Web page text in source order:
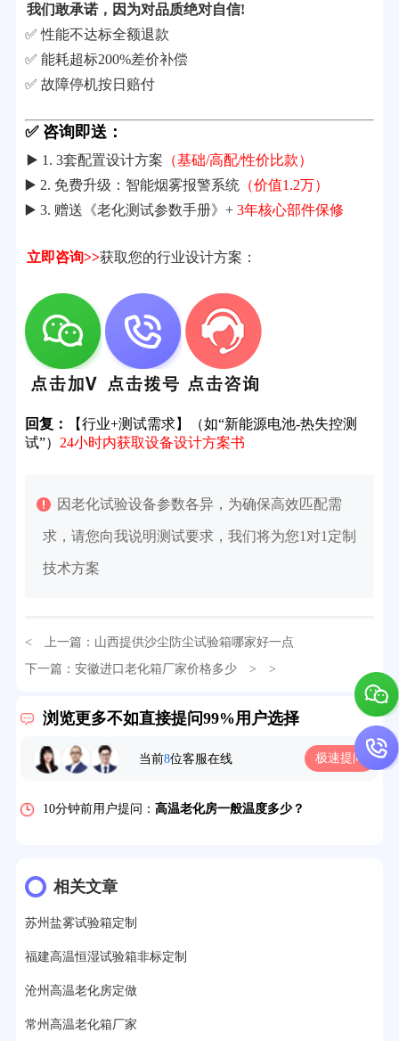
我们敢承诺，因为对品质绝对自信!
✅ 性能不达标全额退款
✅ 能耗超标200%差价补偿
✅ 故障停机按日赔付
✅ 咨询即送：
▶️ 1. 3套配置设计方案 （基础/高配/性价比款）
▶️ 2. 免费升级：智能烟雾报警系统（价值1.2万）
▶️ 3. 赠送《老化测试参数手册》+ 3年核心部件保修
立即咨询>>获取您的行业设计方案：
回复：
【行业+测试需求】（如“新能源电池-热失控测
试”） 24小时内获取设备设计方案书
因老化试验设备参数各异，为确保高效匹配需
求，请您向我说明测试要求，我们将为您1对1定制
技术方案
< 上一篇： 山西提供沙尘防尘试验箱哪家好一点
下一篇： 安徽进口老化箱厂家价格多少> >
浏览更多不如直接提问99%用户选择
当前8位客服在线 极速提问
32分钟前用户提问：氙灯老化试验箱价格多少？
7分钟前用户提问： 老化房安全要求标准有哪些？
10分钟前用户提问： 高温老化房一般温度多少？
13分钟前用户提问：
15分钟前用户提问：
17分钟前用户提问：步入式老化房有多大的？
22分钟前用户提问：
25分钟前用户提问：
相关文章
苏州盐雾试验箱定制
福建高温恒湿试验箱非标定制
沧州高温老化房定做
常州高温老化箱厂家